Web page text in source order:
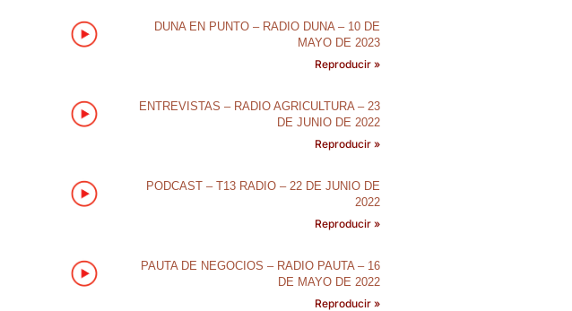
disminuir
DUNA EN PUNTO – RADIO DUNA – 10 DE
MAYO DE 2023
Reproducir »
ENTREVISTAS – RADIO AGRICULTURA – 23
DE JUNIO DE 2022
Reproducir »
PODCAST – T13 RADIO – 22 DE JUNIO DE
2022
Reproducir »
PAUTA DE NEGOCIOS – RADIO PAUTA – 16
DE MAYO DE 2022
Reproducir »